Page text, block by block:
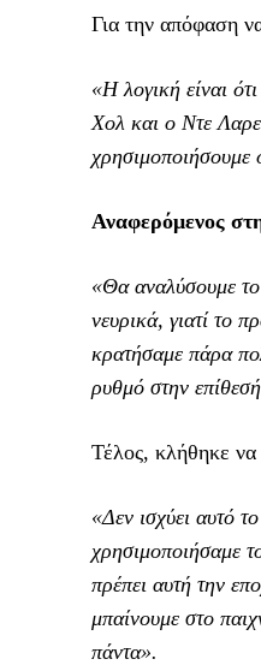
Για την απόφαση
«Η λογική είναι
Χολ και ο Ντε
χρησιμοποιήσουμε
Αναφερόμενος
«Θα αναλύσουμε το
νευρικά, γιατί το
κρατήσαμε πάρα
ρυθμό στην
Τέλος, κλήθηκε να
«Δεν ισχύει αυτό
χρησιμοποιήσαμε
πρέπει αυτή την
μπαίνουμε στο
πάντα».